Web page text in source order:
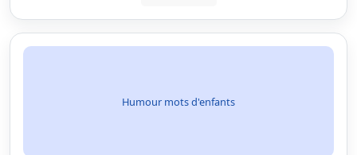
Humour mots d'enfants